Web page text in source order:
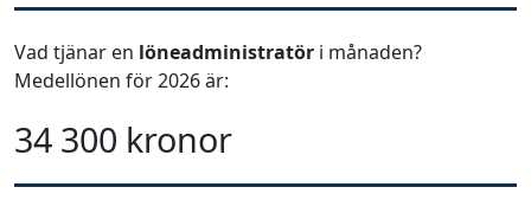
Vad tjänar en löneadministratör i månaden?
Medellönen för 2026 är:
34 300 kronor